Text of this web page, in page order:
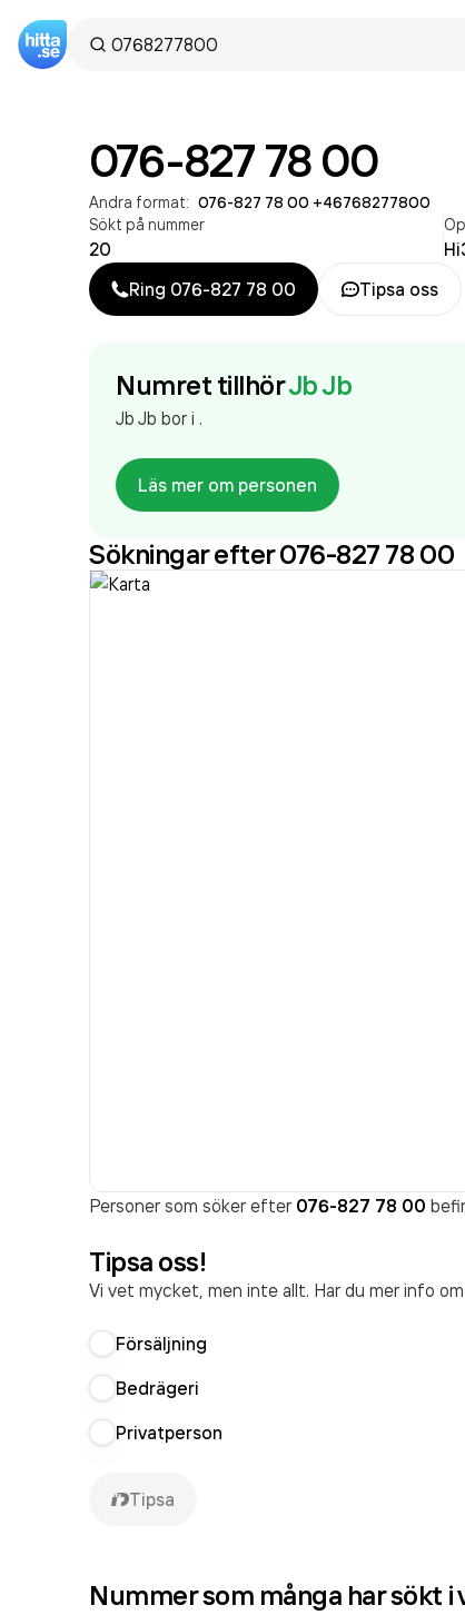
076-827 78 00
Andra format: 076-827 78 00 +46768277800
Sökt på nummer
20
Ring 076-827 78 00 Tipsa oss
Numret tillhörJb Jb
Jb Jb bori .
Läs mer om personen
Sökningar efter 076-827 78 00
Personer som söker efter 076-827 78 00
Tipsa oss!
Vi vet mycket, men inte allt. Har du mer info
Försäljning
Bedrägeri
Privatperson
Tipsa
Nummer som många har sökt i